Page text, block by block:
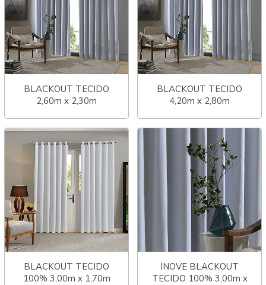
BLACKOUT TECIDO
2,60m x 2,30m
BLACKOUT TECIDO
4,20m x 2,80m
BLACKOUT TECIDO
100% 3,00m x 1,70m
INOVE BLACKOUT
TECIDO 100% 3,00m x